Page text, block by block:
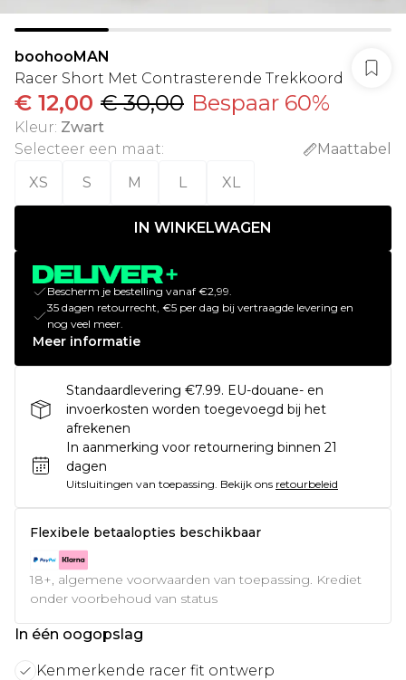
boohooMAN
Racer Short Met Contrasterende Trekkoord
€ 12,00 € 30,00 Bespaar 60%
Kleur: Zwart
Selecteer een maat:
Maattabel
XS
S M L XL
IN WINKELWAGEN
Bescherm je bestelling vanaf €2,99.
35 dagen retourrecht, €5 per dag bij vertraagde levering en
nog veel meer.
Meer informatie
Standaardlevering €7.99. EU-douane- en
invoerkosten worden toegevoegd bij het
afrekenen
In aanmerking voor retournering binnen 21
dagen
Uitsluitingen van toepassing. Bekijk ons retourbeleid
Flexibele betaalopties beschikbaar
18+, algemene voorwaarden van toepassing. Krediet
onder voorbehoud van status
In één oogopslag
Kenmerkende racer fit ontwerp